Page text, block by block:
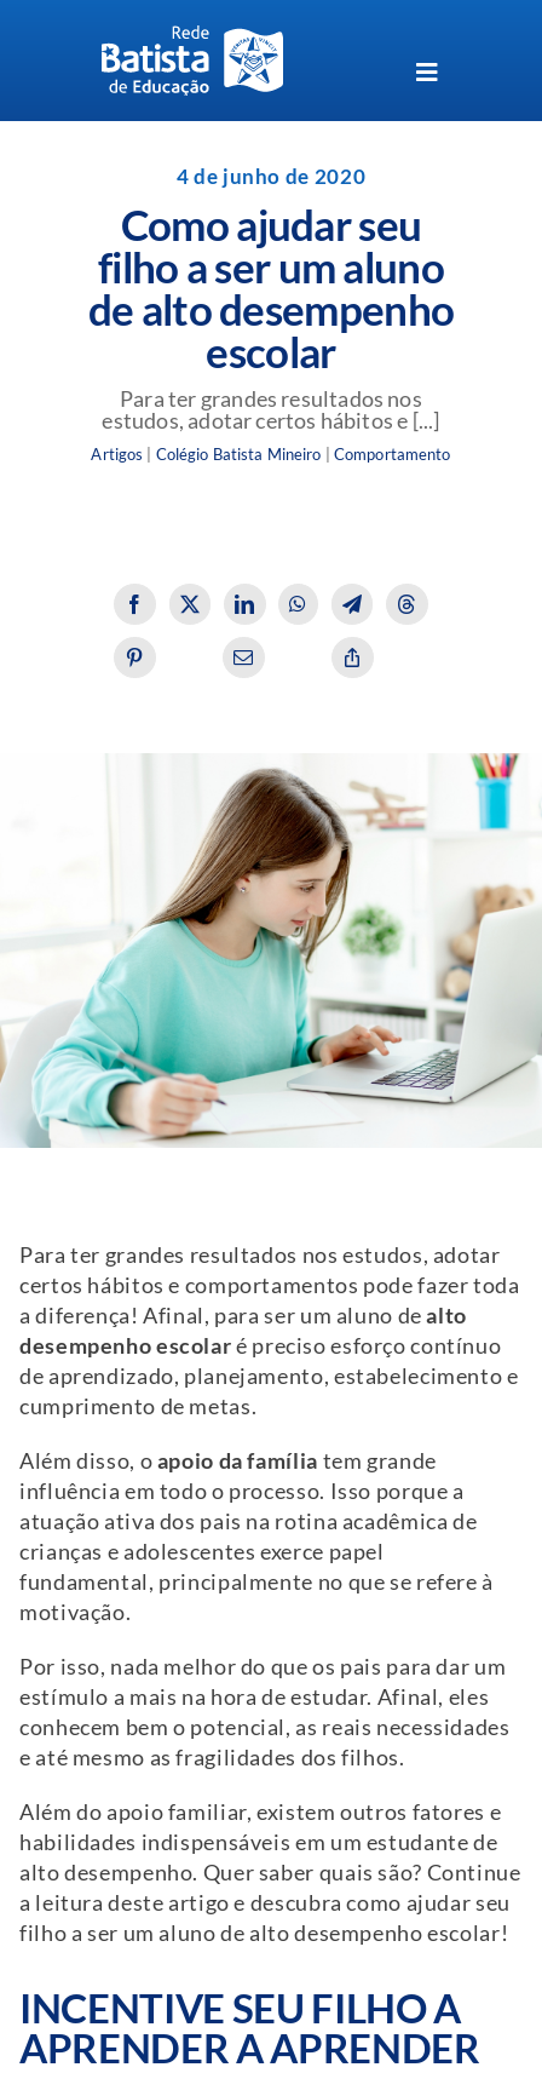
Toggle
Navigation
Perguntas Frequentes
Blog da Rede Batista
4 de junho de 2020
Como ajudar seu
filho a ser um aluno
de alto desempenho
escolar
Para ter grandes resultados nos
estudos, adotar certos hábitos e [...]
Artigos Colégio Batista Mineiro Comportamento
Para ter grandes resultados nos estudos, adotar
certos hábitos e comportamentos pode fazer toda
a diferença! Afinal, para ser um aluno dealto
desempenhoescolaré preciso esforço contínuo
de aprendizado, planejamento, estabelecimento e
cumprimento de metas.
Além disso, oapoio da família tem grande
influência em todo o processo. Isso porque a
atuação ativa dos pais na rotina acadêmica de
crianças e adolescentes exerce papel
fundamental, principalmente no que se refere à
motivação.
Por isso, nada melhor do que os pais para dar um
estímulo a mais na hora de estudar. Afinal, eles
conhecem bem o potencial, as reais necessidades
e até mesmo as fragilidades dos filhos.
Além do apoio familiar, existem outros fatores e
habilidades indispensáveis em um estudante de
alto desempenho. Quer saber quais são? Continue
a leitura deste artigo e descubra como ajudar seu
filho a ser um aluno de alto desempenho escolar!
INCENTIVE SEU FILHO A
APRENDER A APRENDER